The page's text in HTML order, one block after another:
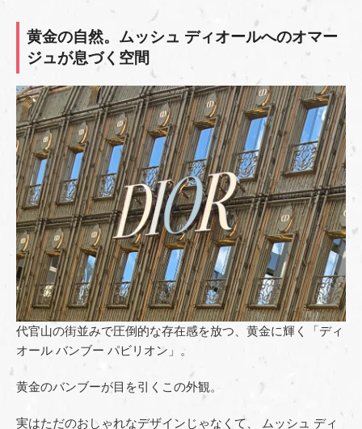
黄金の自然。ムッシュ ディオールへのオマー
ジュが息づく空間
代官山の街並みで圧倒的な存在感を放つ、黄金に輝く「ディ
オール バンブー パビリオン」。
黄金のバンブーが目を引くこの外観。
実はただのおしゃれなデザインじゃなくて、 ムッシュ ディ